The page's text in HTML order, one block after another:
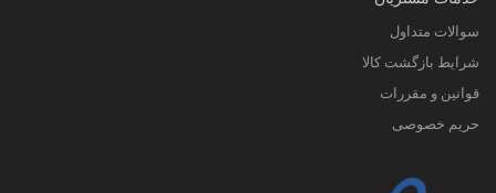
سوالات متداول
شرایط بازگشت کالا
قوانین و مقررات
حریم خصوصی